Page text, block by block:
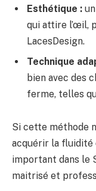
Esthétique :
qui attire l’œil,
LacesDesign.
Technique
bien avec des
ferme, telles
Si cette méthode
acquérir la fluidité
important dans le
maitrisé et